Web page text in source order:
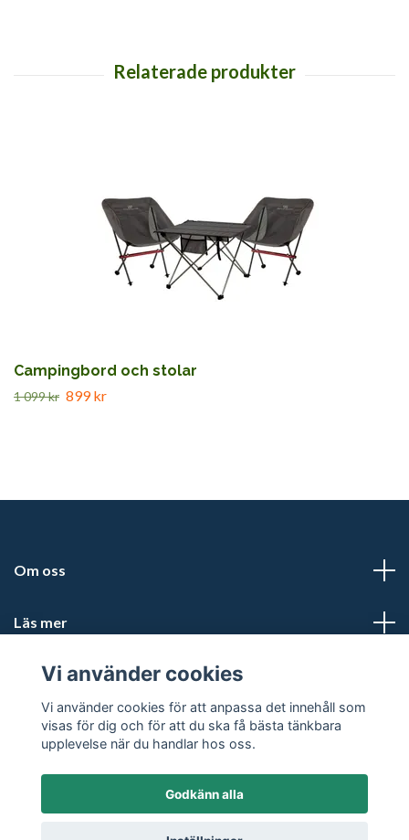
Campingbord och stolar
1 099 kr 899 kr
Om oss
Läs mer
Sociala medier
© 2026 Friluftsportalen
Vi använder cookies
Vi använder cookies för att anpassa det innehåll som
visas för dig och för att du ska få bästa tänkbara
upplevelse när du handlar hos oss.
Godkänn alla